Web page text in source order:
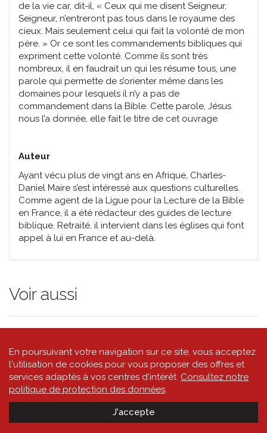
de la vie car, dit-il, « Ceux qui me disent Seigneur,
Seigneur, n’entreront pas tous dans le royaume des
cieux. Mais seulement celui qui fait la volonté de mon
père. » Or ce sont les commandements bibliques qui
expriment cette volonté. Comme ils sont très
nombreux, il en faudrait un qui les résume tous, une
parole qui permette de s’orienter même dans les
domaines pour lesquels il n’y a pas de
commandement dans la Bible. Cette parole, Jésus
nous l’a donnée, elle fait le titre de cet ouvrage.
Auteur
Ayant vécu plus de vingt ans en Afrique, Charles-
Daniel Maire s’est intéressé aux questions culturelles.
Comme agent de la Ligue pour la Lecture de la Bible
en France, il a été rédacteur des guides de lecture
biblique. Retraité, il intervient dans les églises qui font
appel à lui en France et au-delà.
Voir aussi
Conditions générales de vente
En poursuivant votre navigation sur ce site, vous acceptez
l'utilisation de cookies pour vous proposer des offres et
services adaptés à vos centres d'intérêt. Consultez notre
politique de protection des données
J'accepte